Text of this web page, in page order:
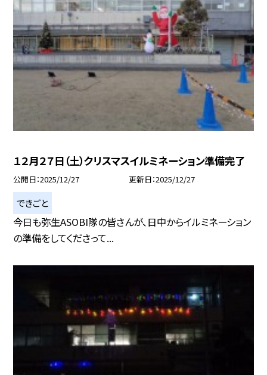
１２月２７日（土）クリスマスイルミネーション準備完了
公開日 2025/12/27 更新日 2025/12/27
できごと
今日も弥生ASOBI隊の皆さんが、日中からイルミネーション
の準備をしてくださって...